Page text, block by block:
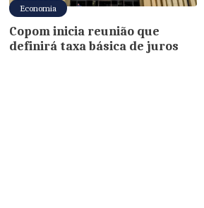
Economia
Copom inicia reunião que
definirá taxa básica de juros